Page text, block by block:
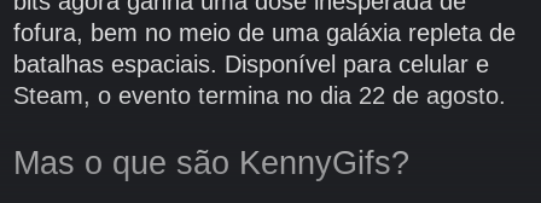
fofura, bem no meio de uma galáxia repleta de
batalhas espaciais. Disponível para celular e
Steam, o evento termina no dia 22 de agosto.
Mas o que são KennyGifs?